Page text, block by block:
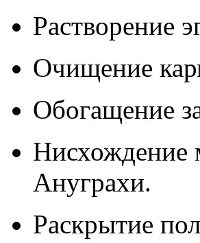
Растворение
Очищение
Обогащение
Нисхождение
Ануграхи.
Раскрытие